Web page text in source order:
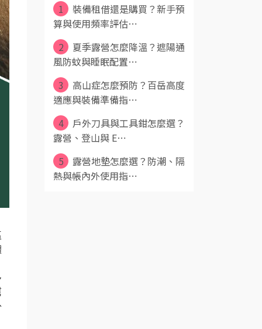
1
裝備租借還是購買？新手預
算與使用頻率評估⋯
2
夏季露營怎麼降溫？遮陽通
風防蚊與睡眠配置⋯
3
高山症怎麼預防？百岳高度
適應與裝備準備指⋯
4
戶外刀具與工具鉗怎麼選？
露營、登山與 E⋯
5
露營地墊怎麼選？防潮、隔
熱與帳內外使用指⋯